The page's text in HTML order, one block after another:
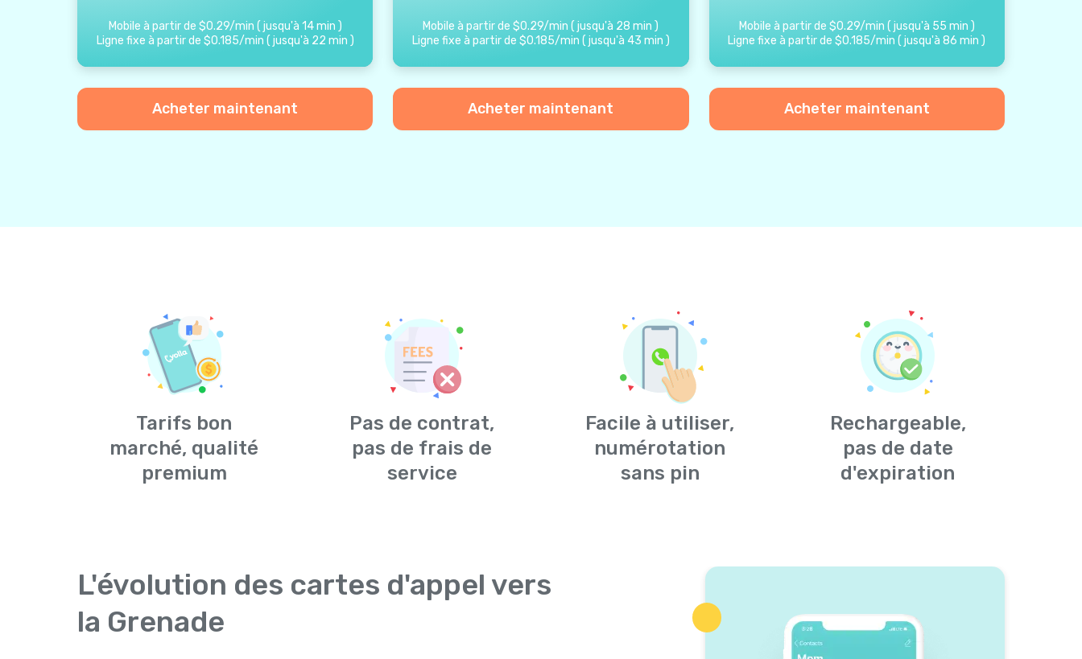
Mobile à partir de $0.29/min ( jusqu'à 14min )
Ligne fixe à partir de $0.185/min ( jusqu'à 22 min )
Acheter maintenant
Mobile à partir de $0.29/min (jusqu'à 28 min )
Ligne fixe à partir de $0.185/min ( jusqu'à 43 min )
Acheter maintenant
Mobile à partir de $0.29/min ( jusqu'à 55 min )
Ligne fixe à partir de $0.185/min (jusqu'à 86 min )
Acheter maintenant
Tarifs bon
marché, qualité
premium
Pas de contrat,
pas de frais de
service
Facile à utiliser,
numérotation
sans pin
Rechargeable,
pas de date
d'expiration
L'évolution des cartes d'appel vers
la Grenade